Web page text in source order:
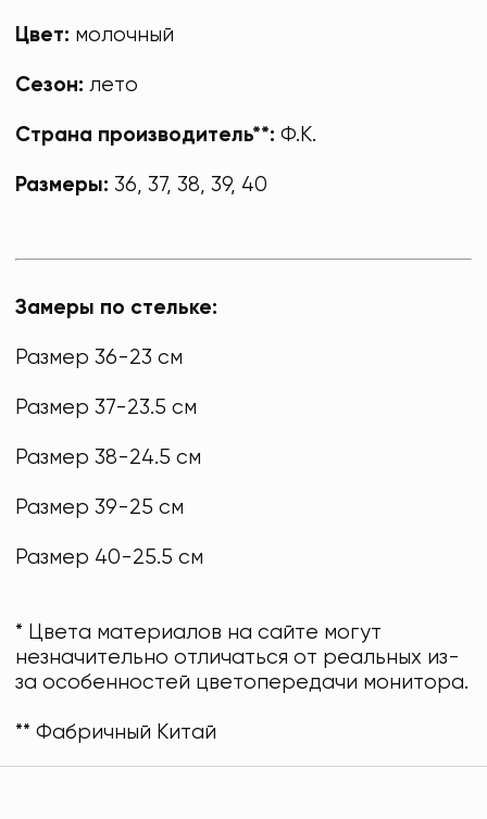
Цвет: молочный
Сезон: лето
Страна производитель**: Ф.К.
Размеры: 36, 37, 38, 39, 40
Замеры по стельке:
Размер 36-23 см
Размер 37-23.5 см
Размер 38-24.5 см
Размер 39-25 см
Размер 40-25.5 см
* Цвета материалов на сайте могут
незначительно отличаться от реальных из-
за особенностей цветопередачи монитора.
** Фабричный Китай